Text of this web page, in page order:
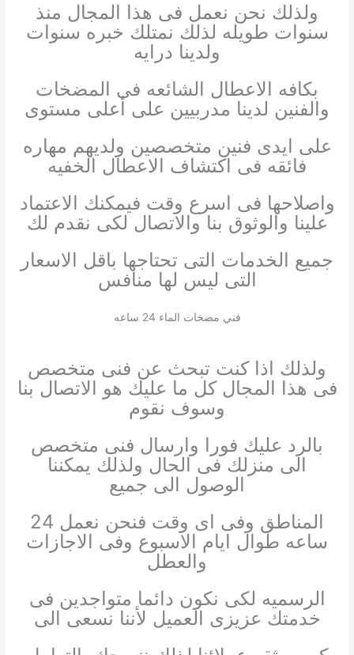
ولذلك نحن نعمل فى هذا المجال منذ
سنوات طويله لذلك نمتلك خبره سنوات
ولدينا درايه
بكافه الاعطال الشائعه فى المضخات
والفنين لدينا مدربيين على أعلى مستوى
على ايدى فنين متخصصين ولديهم مهاره
فائقه فى اكتشاف الاعطال الخفيه
واصلاحها فى اسرع وقت فيمكنك الاعتماد
علينا والوثوق بنا والاتصال لكى نقدم لك
جميع الخدمات التى تحتاجها باقل الاسعار
التى ليس لها منافس
فني مضخات الماء 24 ساعه
ولذلك اذا كنت تبحث عن فنى متخصص
فى هذا المجال كل ما عليك هو الاتصال بنا
وسوف نقوم
بالرد عليك فورا وارسال فنى متخصص
الى منزلك فى الحال ولذلك يمكننا
الوصول الى جميع
المناطق وفى اى وقت فنحن نعمل 24
ساعه طوال ايام الاسبوع وفى الاجازات
والعطل
الرسميه لكى نكون دائما متواجدين فى
خدمتك عزيزى العميل لأننا نسعى الى